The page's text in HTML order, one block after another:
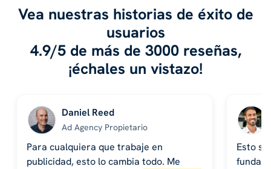
Vea nuestras historias de éxito de
usuarios
4.9/5 de más de 3000 reseñas,
¡échales un vistazo!
Daniel Reed
Ad Agency Propietario
Para cualquiera que trabaje en
publicidad, esto lo cambia todo. Me
Esto